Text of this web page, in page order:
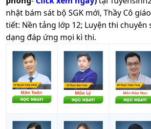
nhật bám sát bộ SGK mới, Thầy Cô
tiết: Nền tảng lớp 12; Luyện thi chuyên
dạng đáp ứng mọi kì thi.